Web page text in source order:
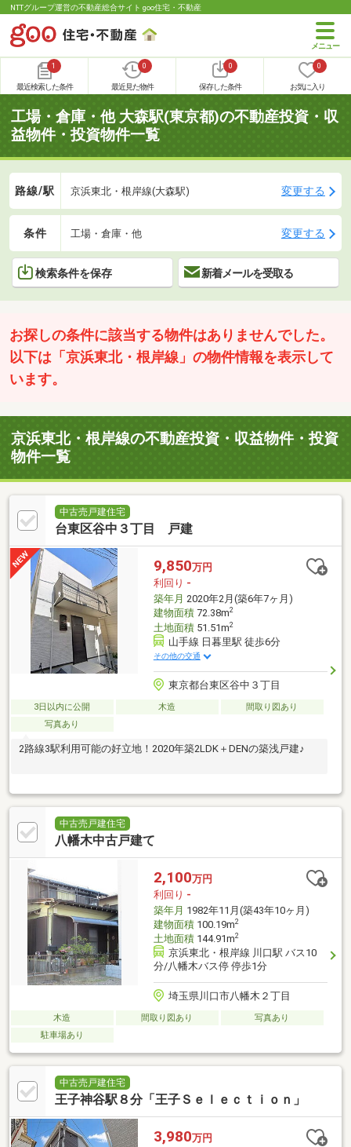
NTTグループ運営の不動産総合サイト goo住宅・不動産
1
最近検索した条件
0
最近見た物件
0
保存した条件
0
お気に入り
工場・倉庫・他 大森駅(東京都)の不動産投資・収
益物件・投資物件一覧
路線/駅 京浜東北・根岸線(大森駅) 変更する
条件 工場・倉庫・他 変更する
検索条件を保存 新着メールを受取る
お探しの条件に該当する物件はありませんでした。
以下は「京浜東北・根岸線」の物件情報を表示して
います。
京浜東北・根岸線の不動産投資・収益物件・投資
物件一覧
中古売戸建住宅
台東区谷中３丁目 戸建
9,850万円
利回り -
築年月 2020年2月(築6年7ヶ月)
建物面積72.38m2
土地面積51.51m2
山手線 日暮里駅 徒歩6分
その他の交通
東京都台東区谷中３丁目
3日以内に公開 木造
間取り図あり
写真あり
2路線3駅利用可能の好立地！2020年築2LDK＋DENの築浅戸建♪
中古売戸建住宅
八幡木中古戸建て
2,100万円
利回り -
築年月 1982年11月(築43年10ヶ月)
建物面積100.19m2
土地面積144.91m2
京浜東北・根岸線 川口駅 バス10
分/八幡木バス停 停歩1分
埼玉県川口市八幡木２丁目
木造 間取り図あり
写真あり
駐車場あり
中古売戸建住宅
王子神谷駅８分「王子Ｓｅｌｅｃｔｉｏｎ」
3,980万円